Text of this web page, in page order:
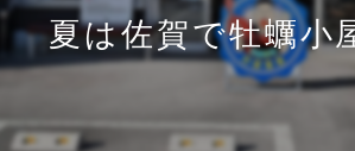
夏は佐賀で牡蠣小